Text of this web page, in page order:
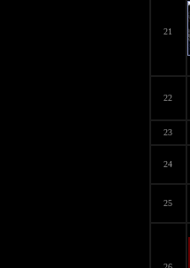
21
22
23
24
25